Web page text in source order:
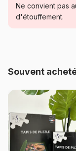
Catégorie
Référence
EAN
Nombre de pièces
Ne convient pas
d'étouffement.
Souvent